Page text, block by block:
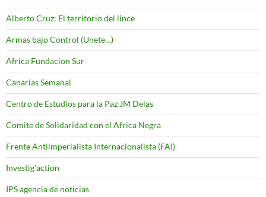
Alberto Cruz: El territorio del lince
Armas bajo Control (Unete…)
Africa Fundacion Sur
Canarias Semanal
Centro de Estudios para la Paz JM Delas
Comite de Solidaridad con el Africa Negra
Frente Antiimperialista Internacionalista (FAI)
Investig'action
IPS agencia de noticias